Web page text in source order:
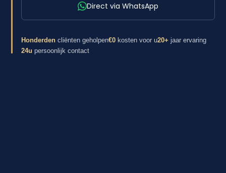
Direct via WhatsApp
Honderden cliënten geholpen€0 kosten voor u20+ jaar ervaring
24u persoonlijk contact